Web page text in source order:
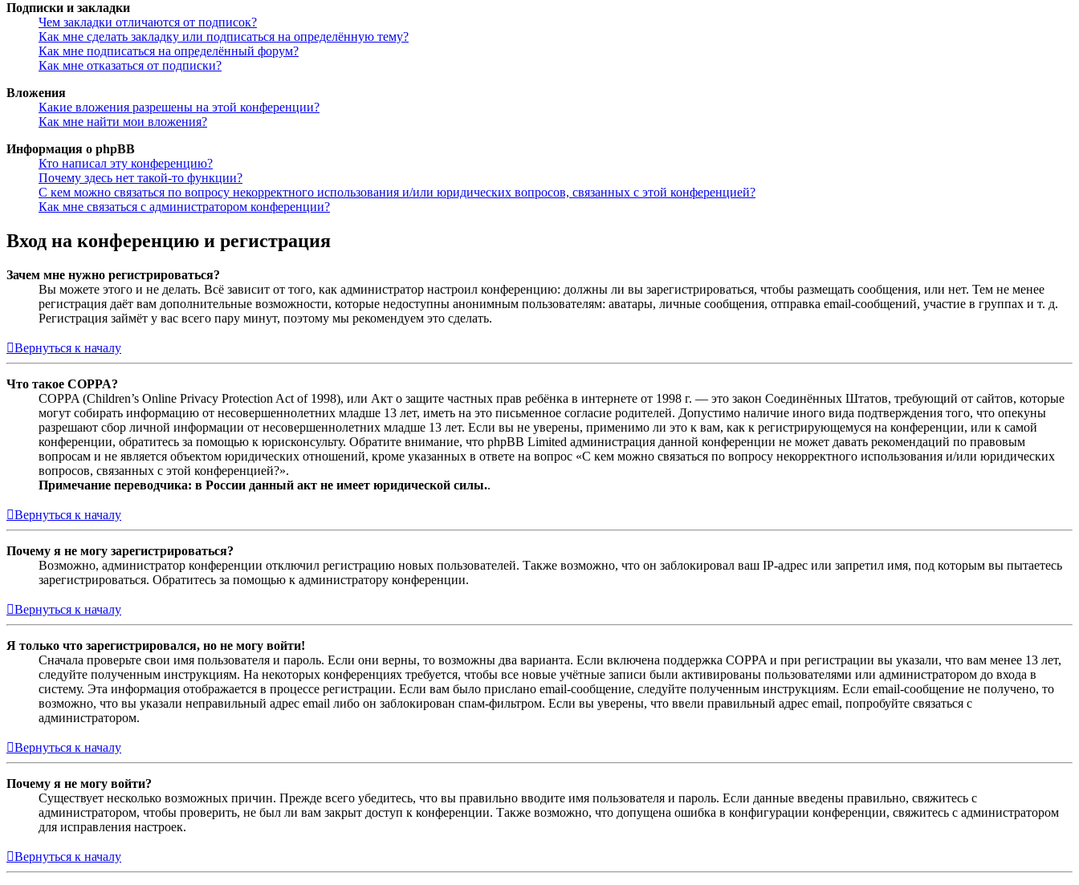
Подписки и закладки
Чем закладки отличаются от подписок?
Как мне сделать закладку или подписаться на определённую тему?
Как мне подписаться на определённый форум?
Как мне отказаться от подписки?
Вложения
Какие вложения разрешены на этой конференции?
Как мне найти мои вложения?
Информация о phpBB
Кто написал эту конференцию?
Почему здесь нет такой-то функции?
С кем можно связаться по вопросу некорректного использования и/или юридических вопросов, связанных с этой конференцией?
Как мне связаться с администратором конференции?
Вход на конференцию и регистрация
Зачем мне нужно регистрироваться?
Вы можете этого и не делать. Всё зависит от того, как администратор настроил конференцию: должны ли вы зарегистрироваться, чтобы размещать сообщения, или нет. Тем не менее
регистрация даёт вам дополнительные возможности, которые недоступны анонимным пользователям: аватары, личные сообщения, отправка email-сообщений, участие в группах и т. д.
Регистрация займёт у вас всего пару минут, поэтому мы рекомендуем это сделать.
Вернуться к началу
Что такое COPPA?
COPPA (Children’s Online Privacy Protection Act of 1998), или Акт о защите частных прав ребёнка в интернете от 1998 г. — это закон Соединённых Штатов, требующий от сайтов, которые
могут собирать информацию от несовершеннолетних младше 13 лет, иметь на это письменное согласие родителей. Допустимо наличие иного вида подтверждения того, что опекуны
разрешают сбор личной информации от несовершеннолетних младше 13 лет. Если вы не уверены, применимо ли это к вам, как к регистрирующемуся на конференции, или к самой
конференции, обратитесь за помощью к юрисконсульту. Обратите внимание, что phpBB Limited администрация данной конференции не может давать рекомендаций по правовым
вопросам и не является объектом юридических отношений, кроме указанных в ответе на вопрос «С кем можно связаться по вопросу некорректного использования и/или юридических
вопросов, связанных с этой конференцией?».
Примечание переводчика: в России данный акт не имеет юридической силы..
Вернуться к началу
Почему я не могу зарегистрироваться?
Возможно, администратор конференции отключил регистрацию новых пользователей. Также возможно, что он заблокировал ваш IP-адрес или запретил имя, под которым вы пытаетесь
зарегистрироваться. Обратитесь за помощью к администратору конференции.
Вернуться к началу
Я только что зарегистрировался, но не могу войти!
Сначала проверьте свои имя пользователя и пароль. Если они верны, то возможны два варианта. Если включена поддержка COPPA и при регистрации вы указали, что вам менее 13 лет,
следуйте полученным инструкциям. На некоторых конференциях требуется, чтобы все новые учётные записи были активированы пользователями или администратором до входа в
систему. Эта информация отображается в процессе регистрации. Если вам было прислано email-сообщение, следуйте полученным инструкциям. Если email-сообщение не получено, то
возможно, что вы указали неправильный адрес email либо он заблокирован спам-фильтром. Если вы уверены, что ввели правильный адрес email, попробуйте связаться с
администратором.
Вернуться к началу
Почему я не могу войти?
Существует несколько возможных причин. Прежде всего убедитесь, что вы правильно вводите имя пользователя и пароль. Если данные введены правильно, свяжитесь с
администратором, чтобы проверить, не был ли вам закрыт доступ к конференции. Также возможно, что допущена ошибка в конфигурации конференции, свяжитесь с администратором
для исправления настроек.
Вернуться к началу